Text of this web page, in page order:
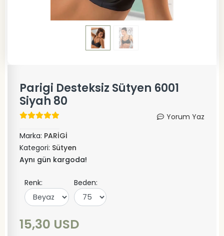
Parigi Desteksiz Sütyen 6001
Siyah 80
Yorum Yaz
Marka: PARİGİ
Kategori: Sütyen
Aynı gün kargoda!
Renk: Beden:
15,30 USD